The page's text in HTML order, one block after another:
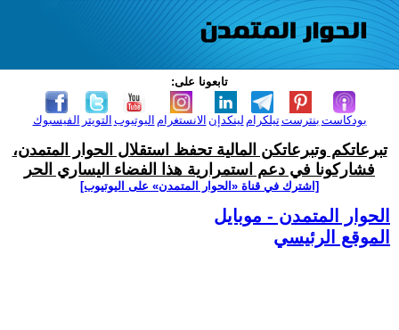
تابعونا على:
الفيسبوك التويتر اليوتيوب الانستغرام لينكدإن تيلكرامبنترست بودكاست
تبرعاتكم وتبرعاتكن المالية تحفظ استقلال الحوار المتمدن،
فشاركونا في دعم استمرارية هذا الفضاء اليساري الحر
[اشترك في قناة ‫«الحوار المتمدن» على اليوتيوب]
الحوار المتمدن - موبايل
الموقع الرئيسي